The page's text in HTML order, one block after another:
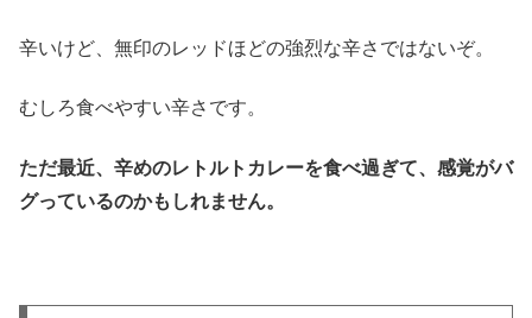
辛いけど、無印のレッドほどの強烈な辛さではないぞ。
むしろ食べやすい辛さです。
ただ最近、辛めのレトルトカレーを食べ過ぎて、感覚がバ
グっているのかもしれません。